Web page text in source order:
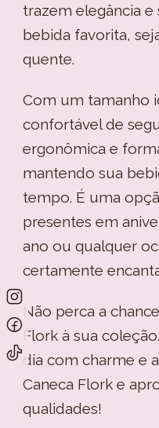
trazem elegância e
bebida favorita,
quente.
Com um tamanho
confortável de
ergonômica e
mantendo sua
tempo. É uma
presentes em
ano ou qualquer
certamente
Não perca a
Flork à sua
dia com charme e
Caneca Flork e
qualidades!